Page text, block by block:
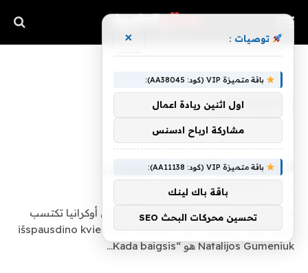
النوجاسيس
النوجاسيس العصبي | يوروزين
pasardates يونيو 21, 2026
مازدوغ سافاتي بريس الغزوات الروسية إلى أوكرانيا تكتسب
شهرة كبيرة نيويورك تايمز išspausdino kviestinės viešnios
Natalijos Gumeniuk هو “Kada baigsis…
توصيات : ×
باقة متميزة VIP (كود: AA38045):
اول اثنين ريادة اعمال
مشاركة ارباح ادسنس
باقة متميزة VIP (كود: AA11138):
باقة باك لينك
تحسين محركات البحث SEO